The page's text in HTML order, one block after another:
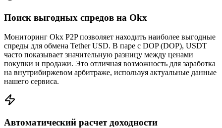
Поиск выгодных спредов на Okx
Мониторинг Okx P2P позволяет находить наиболее выгодные
спреды для обмена Tether USD. В паре с DOP (DOP), USDT
часто показывает значительную разницу между ценами
покупки и продажи. Это отличная возможность для заработка
на внутрибиржевом арбитраже, используя актуальные данные
нашего сервиса.
Автоматический расчет доходности